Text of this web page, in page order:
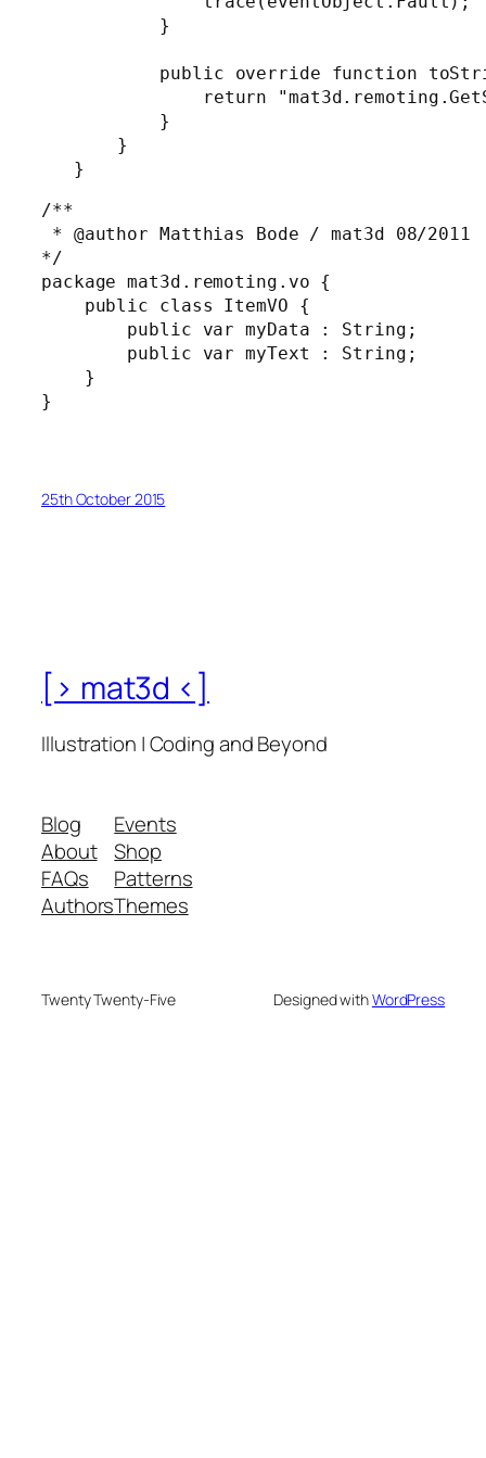
}
public override function
return
}
}
/**
* @author Matthias Bode / mat3d 08/2011
*/
package mat3d.remoting.vo {
public class ItemVO {
public var myData : String;
public var myText : String;
}
}
25th October 2015
[> mat3d <]
Illustration | Coding and Beyond
Blog
About
FAQs
Authors
Events
Shop
Patterns
Themes
Twenty Twenty-Five Designed withWordPress